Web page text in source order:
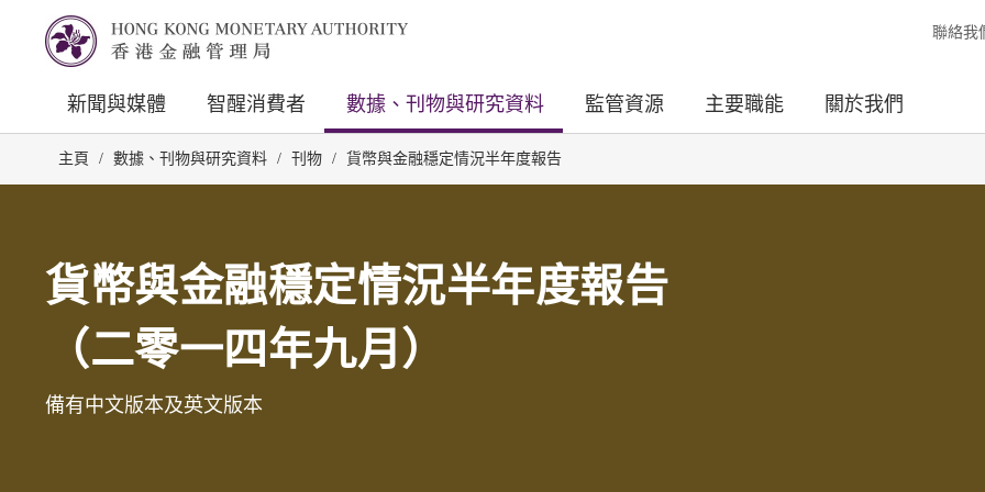
聯絡我
新聞與媒體 智醒消費者 數據、刊物與研究資料 監管資源 主要職能 關於我們
主頁 / 數據、刊物與研究資料 / 刊物 / 貨幣與金融穩定情況半年度報告
貨幣與金融穩定情況半年度報告
（二零一四年九月）
備有中文版本及英文版本